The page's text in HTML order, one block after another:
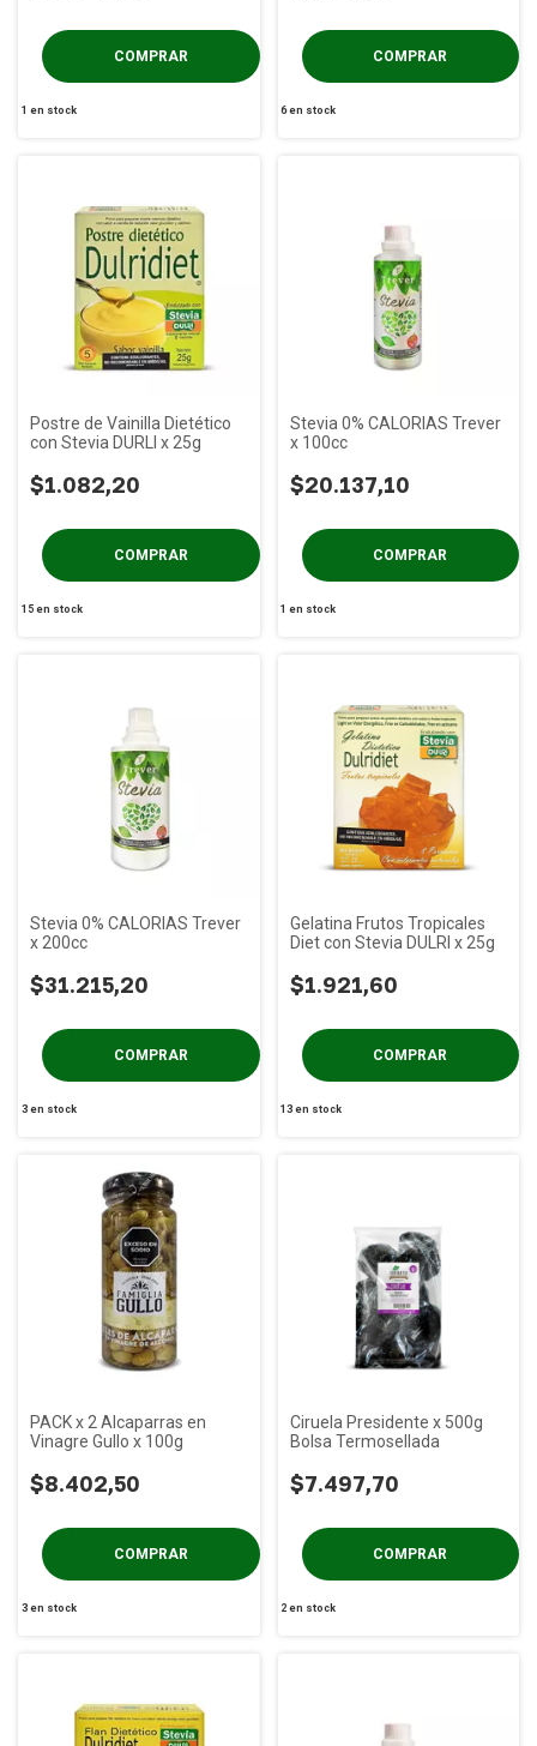
1 en stock 6en stock
Postre de Vainilla Dietético
con Stevia DURLI x 25g
$1.082,20
15en stock
Stevia 0% CALORIAS Trever
x 100cc
$20.137,10
1 en stock
Stevia 0% CALORIAS Trever
x 200cc
$31.215,20
3en stock
Gelatina Frutos Tropicales
Diet con Stevia DULRI x 25g
$1.921,60
13 en stock
PACK x 2 Alcaparras en
Vinagre Gullo x 100g
$8.402,50
3en stock
Ciruela Presidente x 500g
Bolsa Termosellada
$7.497,70
2 en stock